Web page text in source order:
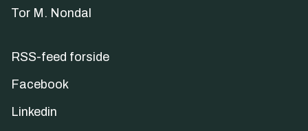
Tor M. Nondal
RSS-feed forside
Facebook
Linkedin